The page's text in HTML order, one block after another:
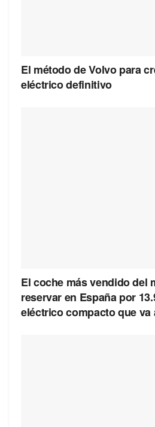
El método de Volvo para
eléctrico definitivo
El coche más vendido del
reservar en España por
eléctrico compacto que va